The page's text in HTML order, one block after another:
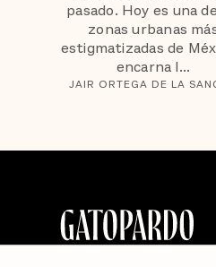
pasado. Hoy es una
zonas urbanas
estigmatizadas de
encarna l...
JAIR ORTEGA DE LA